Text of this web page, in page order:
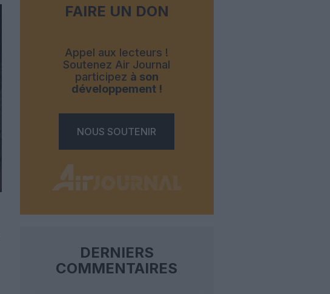
FAIRE UN DON
Appel aux lecteurs !
Soutenez Air Journal
participez à son
développement !
NOUS SOUTENIR
DERNIERS
COMMENTAIRES